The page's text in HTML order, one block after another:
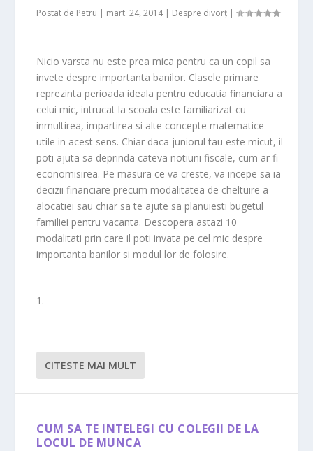
Postat de Petru | mart. 24, 2014| Despre divorț |
Nicio varsta nu este prea mica pentru ca un copil sa
invete despre importanta banilor. Clasele primare
reprezinta perioada ideala pentru educatia financiara a
celui mic, intrucat la scoala este familiarizat cu
inmultirea, impartirea si alte concepte matematice
utile in acest sens. Chiar daca juniorul tau este micut, il
poti ajuta sa deprinda cateva notiuni fiscale, cum ar fi
economisirea. Pe masura ce va creste, va incepe sa ia
decizii financiare precum modalitatea de cheltuire a
alocatiei sau chiar sa te ajute sa planuiesti bugetul
familiei pentru vacanta. Descopera astazi 10
modalitati prin care il poti invata pe cel mic despre
importanta banilor si modul lor de folosire.
1.
CITESTE MAI MULT
CUM SA TE INTELEGI CU COLEGII DE LA
LOCUL DE MUNCA